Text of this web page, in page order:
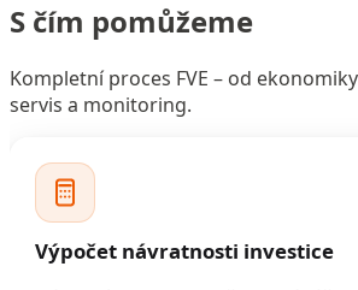
S čím pomůžeme
Kompletní proces FVE – od
servis a monitoring.
Výpočet návratnosti investice